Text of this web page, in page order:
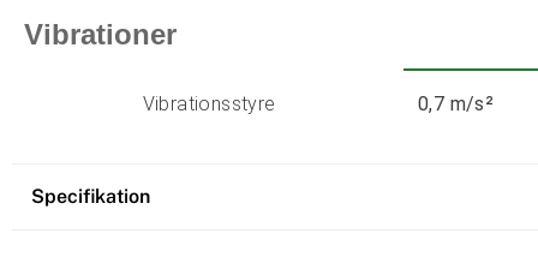
Vibrationer
Vibrationsstyre 0,7 m/s²
Specifikation